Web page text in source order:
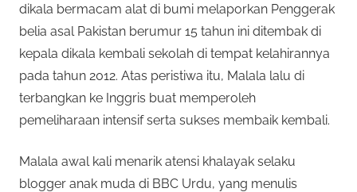
dikala bermacam alat di bumi melaporkan Penggerak
belia asal Pakistan berumur 15 tahun ini ditembak di
kepala dikala kembali sekolah di tempat kelahirannya
pada tahun 2012. Atas peristiwa itu, Malala lalu di
terbangkan ke Inggris buat memperoleh
pemeliharaan intensif serta sukses membaik kembali.
Malala awal kali menarik atensi khalayak selaku
blogger anak muda di BBC Urdu, yang menulis